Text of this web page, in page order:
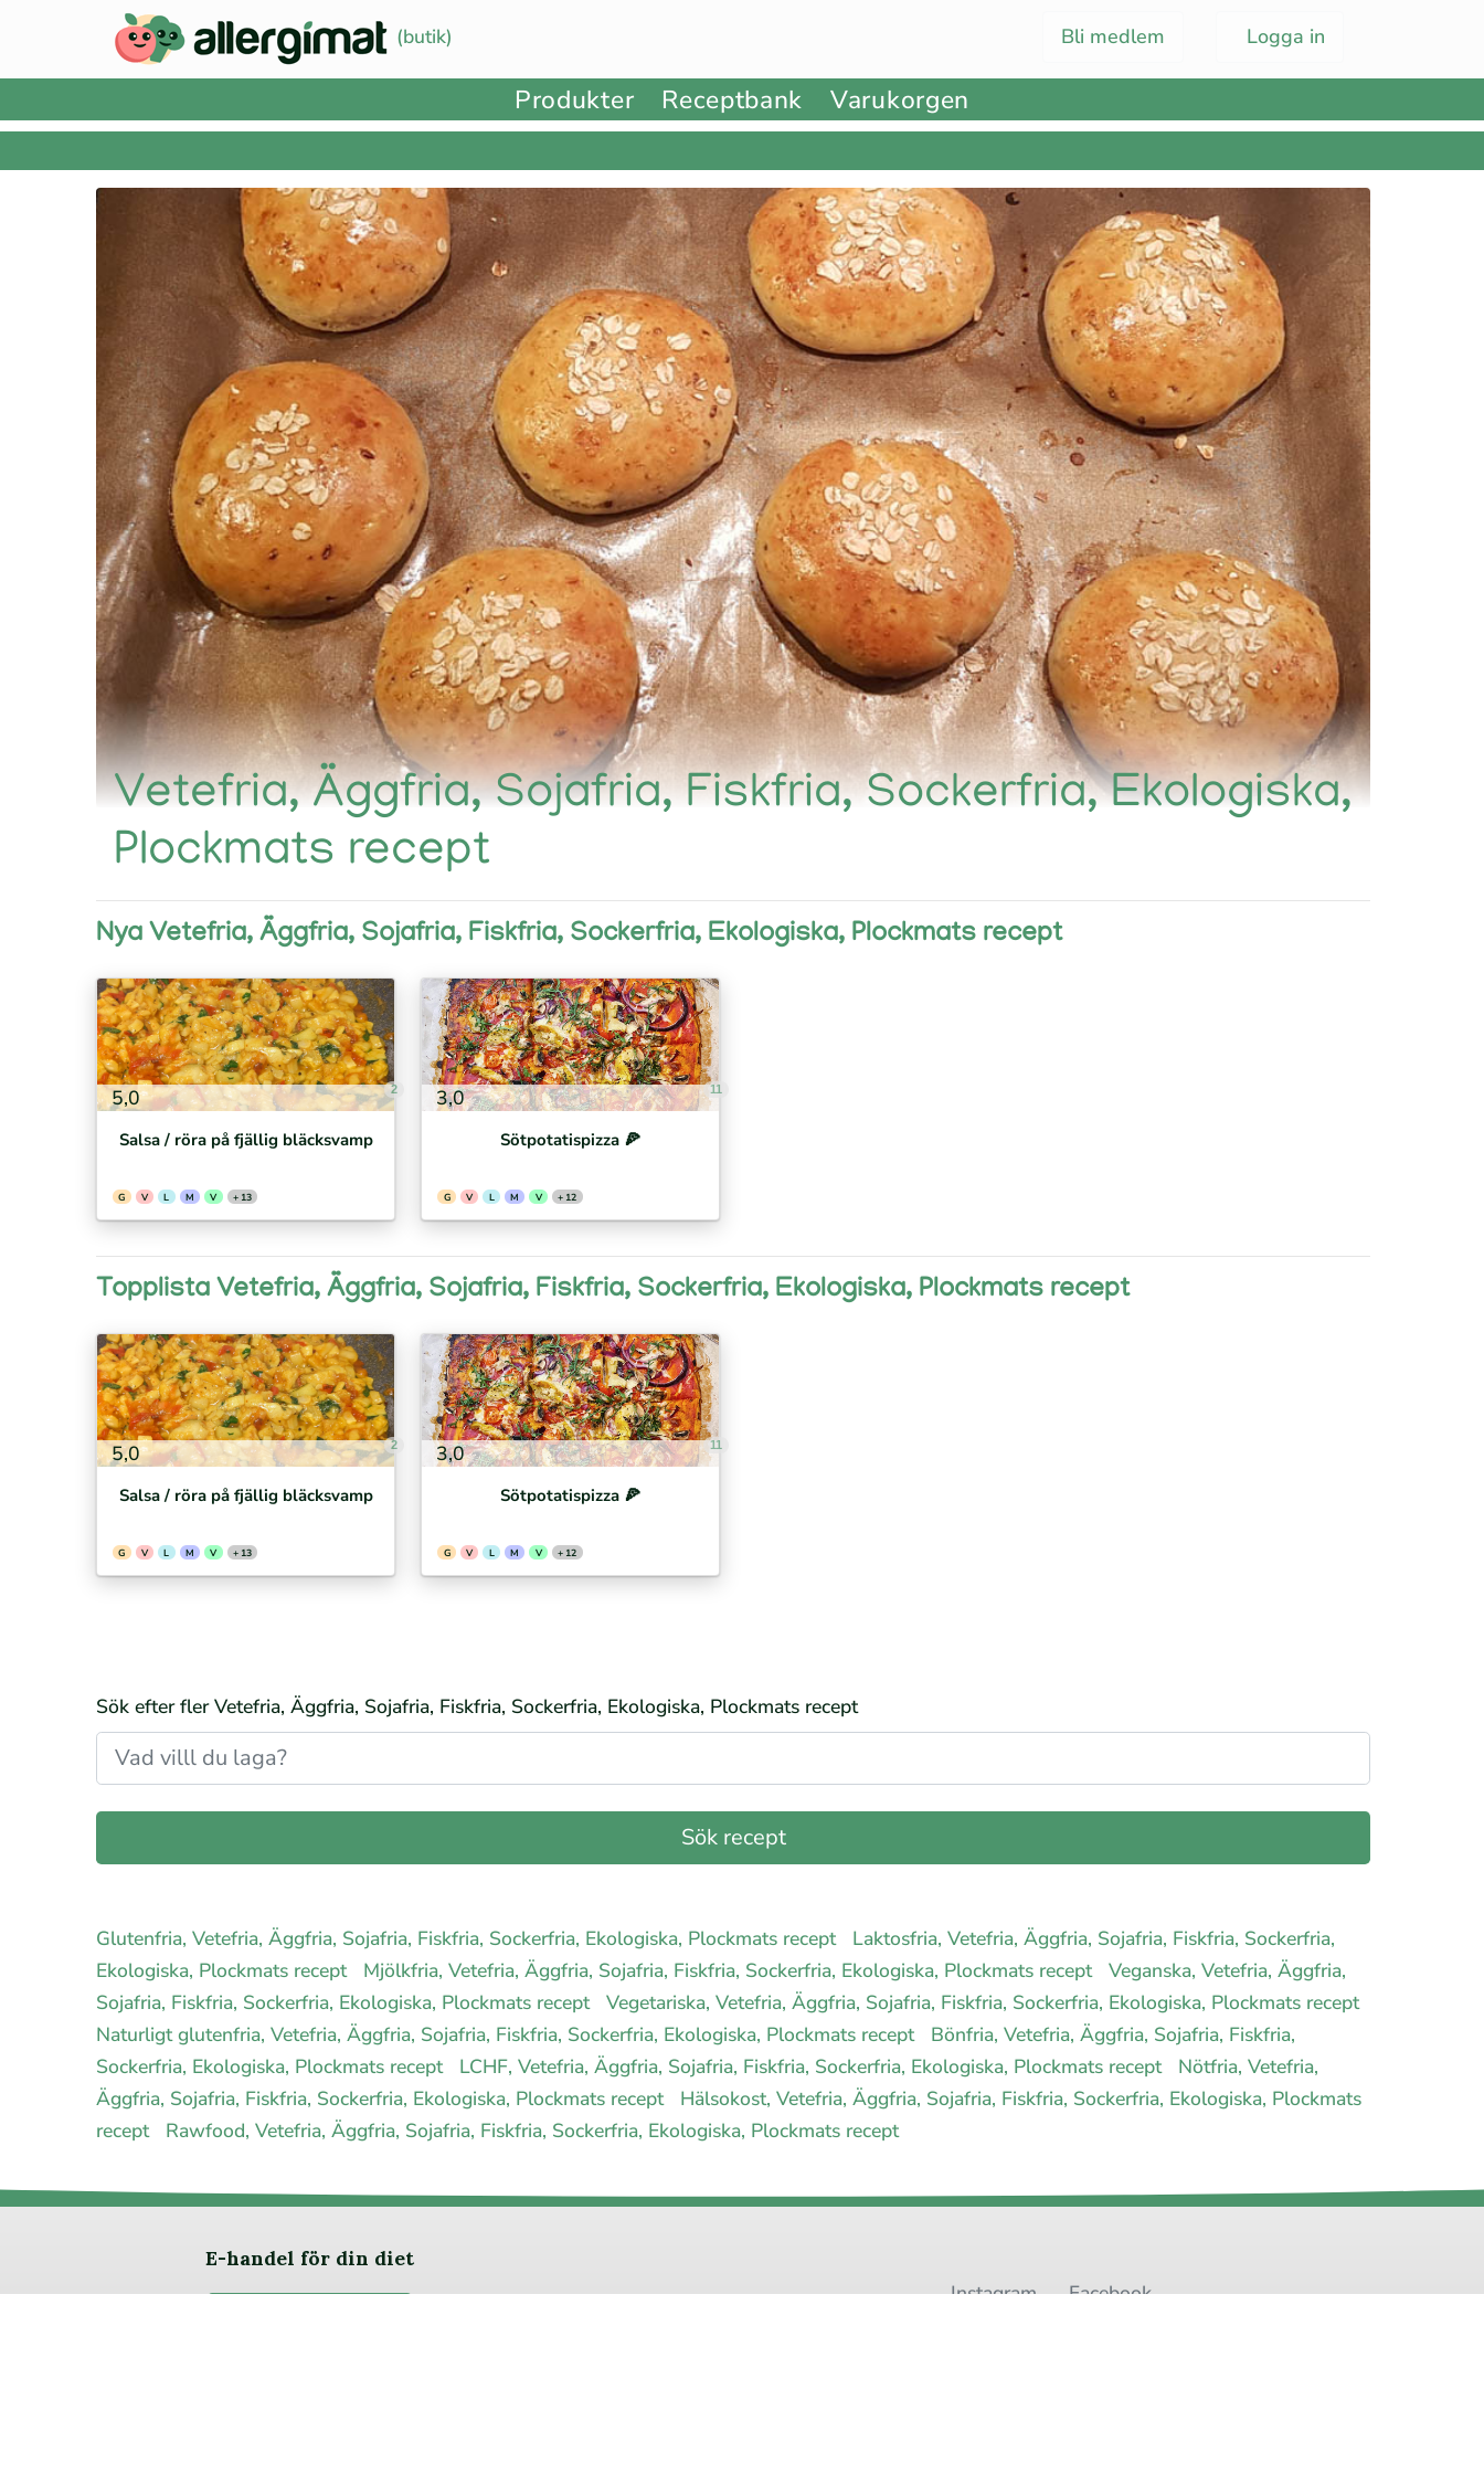
(butik) Logga in
Bli medlem
Produkter Receptbank Varukorgen
Vetefria, Äggfria, Sojafria, Fiskfria, Sockerfria, Ekologiska,
Plockmats recept
Nya Vetefria, Äggfria, Sojafria, Fiskfria, Sockerfria, Ekologiska, Plockmats recept
5,0 2
Salsa / röra på fjällig bläcksvamp
G V L M V + 13
3,0 11
Sötpotatispizza 🍕⁣
G V L M V + 12
Topplista Vetefria, Äggfria, Sojafria, Fiskfria, Sockerfria, Ekologiska, Plockmats recept
5,0 2
Salsa / röra på fjällig bläcksvamp
G V L M V + 13
3,0 11
Sötpotatispizza 🍕⁣
G V L M V + 12
Sök efter fler Vetefria, Äggfria, Sojafria, Fiskfria, Sockerfria, Ekologiska, Plockmats recept
Glutenfria, Vetefria, Äggfria, Sojafria, Fiskfria, Sockerfria, Ekologiska, Plockmats recept
Laktosfria, Vetefria, Äggfria, Sojafria, Fiskfria, Sockerfria,
Ekologiska, Plockmats recept
Mjölkfria, Vetefria, Äggfria, Sojafria, Fiskfria, Sockerfria, Ekologiska, Plockmats recept Veganska, Vetefria, Äggfria,
Sojafria, Fiskfria, Sockerfria, Ekologiska, Plockmats recept Vegetariska, Vetefria, Äggfria, Sojafria, Fiskfria, Sockerfria, Ekologiska, Plockmats recept
Naturligt glutenfria, Vetefria, Äggfria, Sojafria, Fiskfria, Sockerfria, Ekologiska, Plockmats recept
Bönfria, Vetefria, Äggfria, Sojafria, Fiskfria,
Sockerfria, Ekologiska, Plockmats recept
LCHF, Vetefria, Äggfria, Sojafria, Fiskfria, Sockerfria, Ekologiska, Plockmats recept
Nötfria, Vetefria,
Äggfria, Sojafria, Fiskfria, Sockerfria, Ekologiska, Plockmats recept
Hälsokost, Vetefria, Äggfria, Sojafria, Fiskfria, Sockerfria, Ekologiska, Plockmats
recept
Rawfood, Vetefria, Äggfria, Sojafria, Fiskfria, Sockerfria, Ekologiska, Plockmats recept
E-handel för din diet
Instagram
Facebook